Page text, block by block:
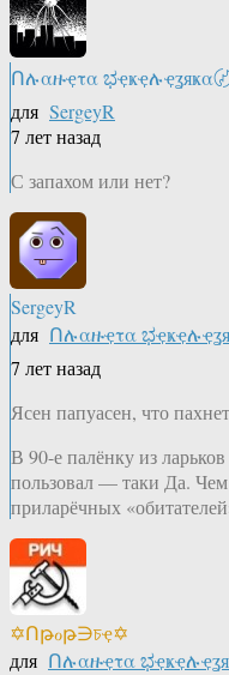
Ոሉαዙҿτα ಭҿҝҿሉҿʓяҝα
для SergeyR
7 лет назад
С запахом или нет?
SergeyR
для Ոሉαዙҿτα
7 лет назад
Ясен папуасен, что
В 90-е палёнку из
пользовал — таки Да.
приларёчных
✡Ոթℴթ∋চҿ✡
для Ոሉαዙҿτα